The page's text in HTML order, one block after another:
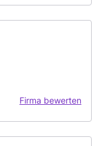
Firma bewerten